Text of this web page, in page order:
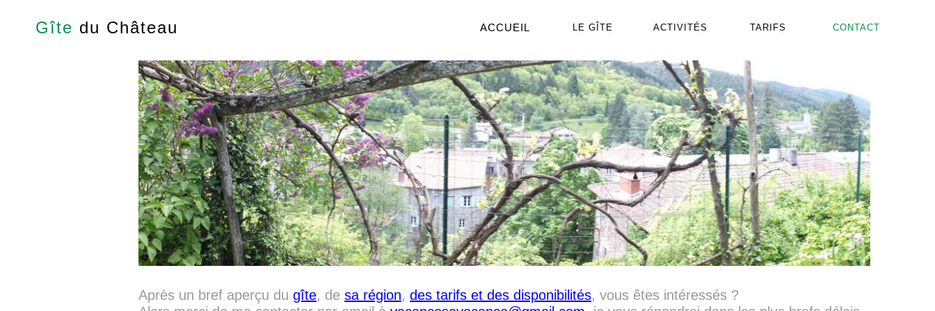
Gîte du Château ACCUEIL LE GÎTE ACTIVITÉS TARIFS CONTACT
Après un bref aperçu dugîte, desa région,des tarifs et des disponibilités, vous êtes intéressés ?